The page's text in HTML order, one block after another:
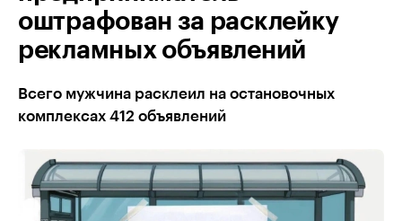
оштрафован за расклейку
рекламных объявлений
Всего мужчина расклеил на остановочных
комплексах 412 объявлений